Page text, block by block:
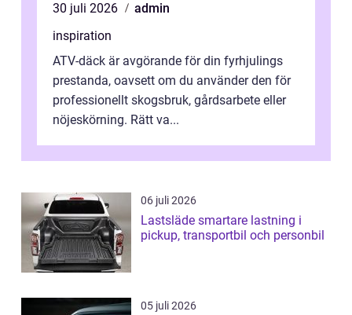
30 juli 2026
admin
inspiration
ATV-däck är avgörande för din fyrhjulings
prestanda, oavsett om du använder den för
professionellt skogsbruk, gårdsarbete eller
nöjeskörning. Rätt va...
06 juli 2026
Lastsläde smartare lastning i
pickup, transportbil och personbil
05 juli 2026